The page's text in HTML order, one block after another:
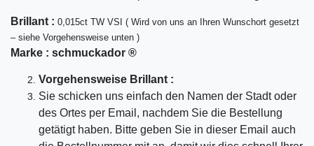
Bril lant : 0,015ct TW VSI ( Wird von uns an Ihren Wunschort gesetzt
– siehe Vorgehensweise unten )
Marke : schmuckador ®
Vorgehensweise Brillant :
Sie schicken uns einfach den Namen der Stadt oder
des Ortes per Email, nachdem Sie die Bestellung
getätigt haben. Bitte geben Sie in dieser Email auch